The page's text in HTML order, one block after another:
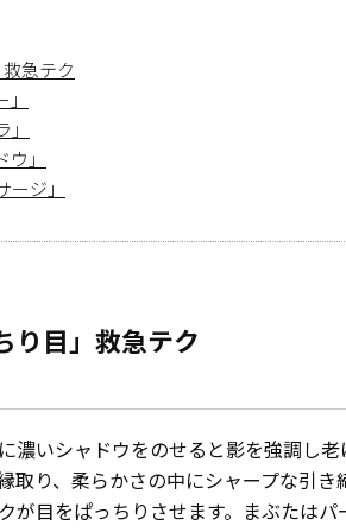
急テク
」
ジ」
り目」救急テク
濃いシャドウをのせると影を強調し老
取り、柔らかさの中にシャープな引き
が目をぱっちりさせます。まぶたはパ